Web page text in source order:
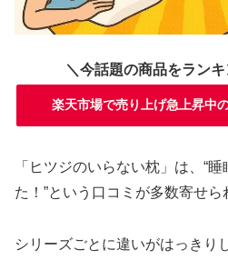
＼今話題の商品をラン
楽天市場で売り上げ急上昇中
「ヒツジのいらない枕」は、“
た！”という口コミが多数寄せら
シリーズごとに違いがはっきり